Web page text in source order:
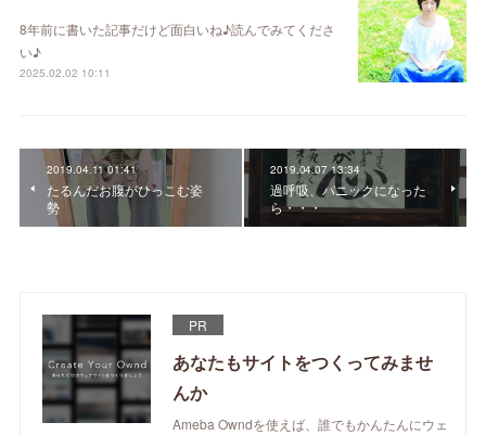
8年前に書いた記事だけど面白いね♪読んでみてくださ
い♪
2025.02.02 10:11
2019.04.11 01:41
たるんだお腹がひっこむ姿
勢
2019.04.07 13:34
過呼吸、パニックになった
ら・・・
PR
あなたもサイトをつくってみませ
んか
Ameba Owndを使えば、誰でもかんたんにウェ